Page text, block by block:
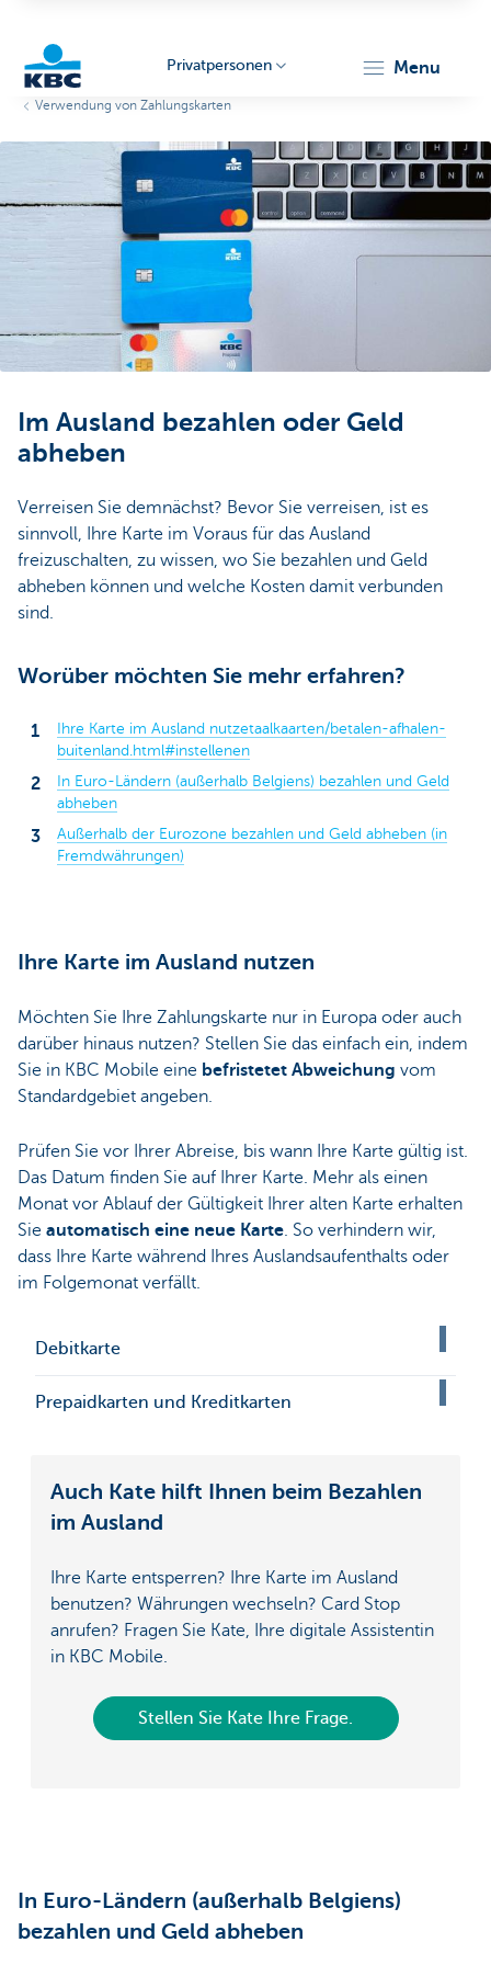
Privatpersonen menu
Verwendung von Zahlungskarten
Im Ausland bezahlen oder Geld
abheben
Verreisen Sie demnächst? Bevor Sie verreisen, ist es
sinnvoll, Ihre Karte im Voraus für das Ausland
freizuschalten, zu wissen, wo Sie bezahlen und Geld
abheben können und welche Kosten damit verbunden
sind.
Worüber möchten Sie mehr erfahren?
Ihre Karte im Ausland nutzetaalkaarten/betalen-afhalen-
buitenland.html#instellenen
In Euro-Ländern (außerhalb Belgiens) bezahlen und Geld
abheben
Außerhalb der Eurozone bezahlen und Geld abheben (in
Fremdwährungen)
Ihre Karte im Ausland nutzen
Möchten Sie Ihre Zahlungskarte nur in Europa oder auch
darüber hinaus nutzen? Stellen Sie das einfach ein, indem
Sie in KBC Mobile eine befristetet Abweichung vom
Standardgebiet angeben.
Prüfen Sie vor Ihrer Abreise, bis wann Ihre Karte gültig ist.
Das Datum finden Sie auf Ihrer Karte. Mehr als einen
Monat vor Ablauf der Gültigkeit Ihrer alten Karte erhalten
Sie automatisch eine neue Karte. So verhindern wir,
dass Ihre Karte während Ihres Auslandsaufenthalts oder
im Folgemonat verfällt.
Debitkarte
Prepaidkarten und Kreditkarten
Auch Kate hilft Ihnen beim Bezahlen
im Ausland
Ihre Karte entsperren? Ihre Karte im Ausland
benutzen? Währungen wechseln? Card Stop
anrufen? Fragen Sie Kate, Ihre digitale Assistentin
in KBC Mobile.
Stellen Sie Kate Ihre Frage.
In Euro-Ländern (außerhalb Belgiens)
bezahlen und Geld abheben